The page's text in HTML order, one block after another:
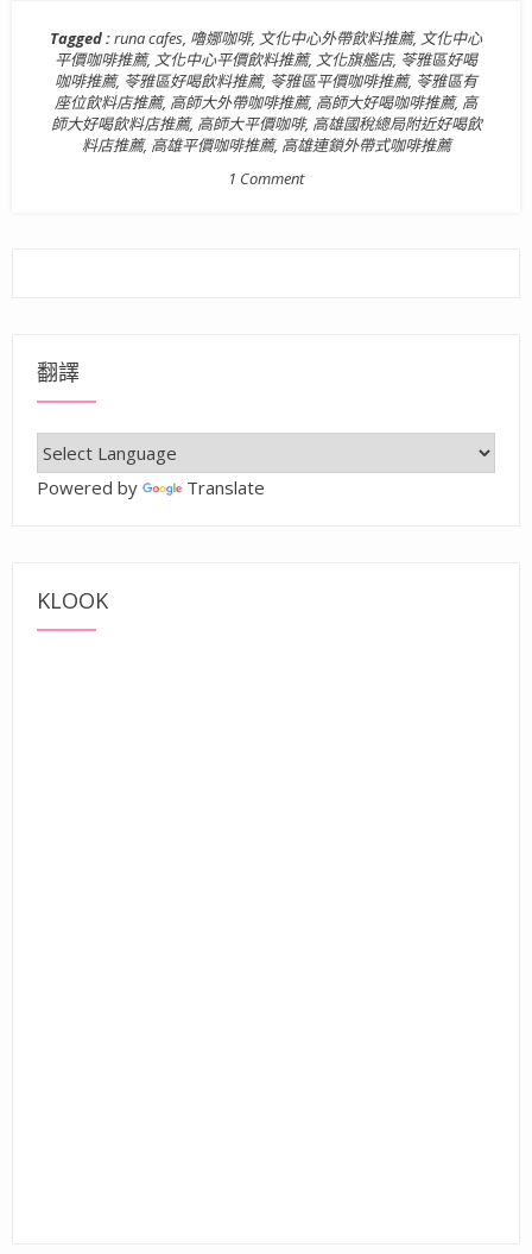
Tagged :runa cafes, 嚕娜咖啡, 文化中心外帶飲料推薦, 文化中心
平價咖啡推薦, 文化中心平價飲料推薦, 文化旗艦店, 苓雅區好喝
咖啡推薦, 苓雅區好喝飲料推薦, 苓雅區平價咖啡推薦, 苓雅區有
座位飲料店推薦, 高師大外帶咖啡推薦, 高師大好喝咖啡推薦, 高
師大好喝飲料店推薦, 高師大平價咖啡, 高雄國稅總局附近好喝飲
料店推薦, 高雄平價咖啡推薦, 高雄連鎖外帶式咖啡推薦
1 Comment
翻譯
Powered by Translate
KLOOK